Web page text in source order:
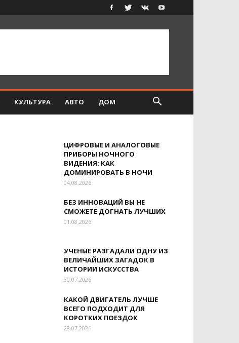
КУЛЬТУРА АВТО ДОМ
ЦИФРОВЫЕ И АНАЛОГОВЫЕ
ПРИБОРЫ НОЧНОГО
ВИДЕНИЯ: КАК
ДОМИНИРОВАТЬ В НОЧИ
04.08.2026
БЕЗ ИННОВАЦИЙ ВЫ НЕ
СМОЖЕТЕ ДОГНАТЬ ЛУЧШИХ
01.08.2026
УЧЕНЫЕ РАЗГАДАЛИ ОДНУ ИЗ
ВЕЛИЧАЙШИХ ЗАГАДОК В
ИСТОРИИ ИСКУССТВА
30.07.2026
КАКОЙ ДВИГАТЕЛЬ ЛУЧШЕ
ВСЕГО ПОДХОДИТ ДЛЯ
КОРОТКИХ ПОЕЗДОК
28.07.2026